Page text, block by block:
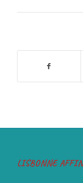
LISBONNE